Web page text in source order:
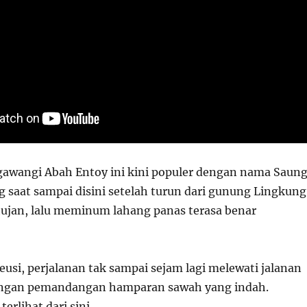
Abah Entoy ini kini populer dengan nama Saung
saat sampai disini setelah turun dari gunung Lingkung
lalu meminum lahang panas terasa benar
perjalanan tak sampai sejam lagi melewati jalanan
pemandangan hamparan sawah yang indah.